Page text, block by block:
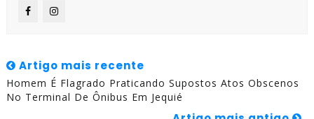
Artigo mais recente
Homem É Flagrado Praticando Supostos Atos Obscenos
No Terminal De Ônibus Em Jequié